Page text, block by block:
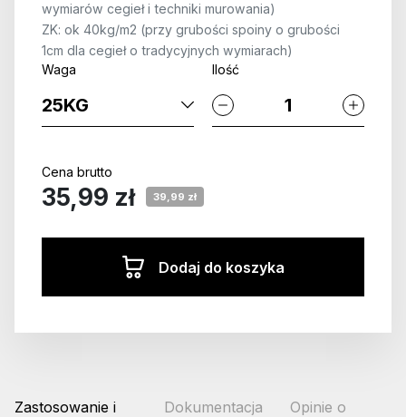
wymiarów cegieł i techniki murowania)
ZK: ok 40kg/m2 (przy grubości spoiny o grubości
1cm dla cegieł o tradycyjnych wymiarach)
Waga
Ilość
Cena brutto
35,99 zł 39,99 zł
Dodaj do koszyka
Zastosowanie i
Dokumentacja
Opinie o